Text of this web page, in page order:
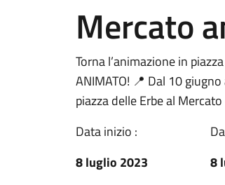
Mercato
Torna l’animazione in
ANIMATO! 📍 Dal 10
piazza delle Erbe al
Data inizio :
8 luglio 2023
8